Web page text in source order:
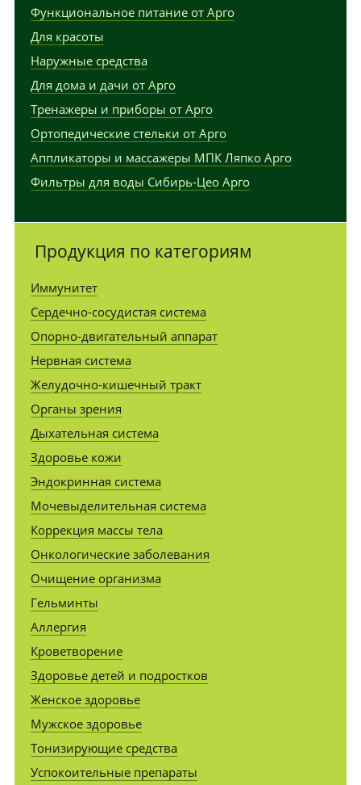
Функциональное питание от Арго
Для красоты
Наружные средства
Для дома и дачи от Арго
Тренажеры и приборы от Арго
Ортопедические стельки от Арго
Аппликаторы и массажеры МПК Ляпко Арго
Фильтры для воды Сибирь-Цео Арго
Продукция по категориям
Иммунитет
Сердечно-сосудистая система
Опорно-двигательный аппарат
Нервная система
Желудочно-кишечный тракт
Органы зрения
Дыхательная система
Здоровье кожи
Эндокринная система
Мочевыделительная система
Коррекция массы тела
Онкологические заболевания
Очищение организма
Гельминты
Аллергия
Кроветворение
Здоровье детей и подростков
Женское здоровье
Мужское здоровье
Тонизирующие средства
Успокоительные препараты